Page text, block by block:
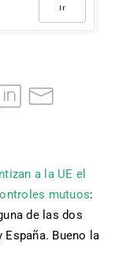
Ir
a la UE el
mutuos:
de las dos
Bueno la